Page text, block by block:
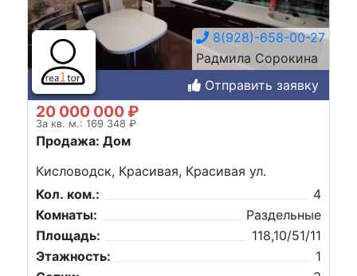
8(928)-658-00-27
Радмила Сорокина
Отправить заявку
20 000 000 ₽
За кв. м.: 169 348 ₽
Продажа: Дом
Кисловодск, Красивая, Красивая ул.
Кол. ком.:
4
Комнаты:
Раздельные
Площадь:
118,10/51/11
Этажность:
1